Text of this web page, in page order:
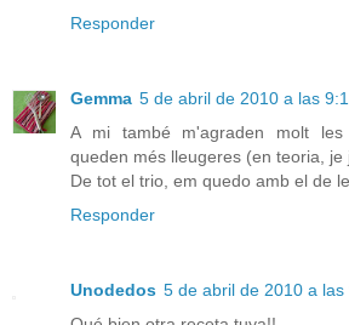
Responder
Gemma 5 de abril de 2010 a las
A mi també m'agraden molt les
queden més lleugeres (en teoria, je
De tot el trio, em quedo amb el de
Responder
Unodedos 5 de abril de 2010 a las